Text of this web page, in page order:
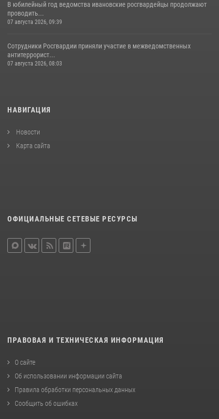
В юбилейный год ведомства ивановские росгвардейцы продолжают
проводить...
07 августа 2026, 09:39
Сотрудники Росгвардии приняли участие в межведомственных
антитеррорист...
07 августа 2026, 08:03
НАВИГАЦИЯ
Новости
Карта сайта
ОФИЦИАЛЬНЫЕ СЕТЕВЫЕ РЕСУРСЫ
ПРАВОВАЯ И ТЕХНИЧЕСКАЯ ИНФОРМАЦИЯ
О сайте
Об использовании информации сайта
Правила обработки персональных данных
Сообщить об ошибках